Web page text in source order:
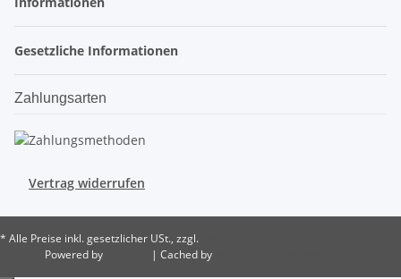
Gesetzliche Informationen
Zahlungsarten
Vertrag widerrufen
* Alle Preise inkl. gesetzlicher USt., zzgl.
Powered by
| Cached by